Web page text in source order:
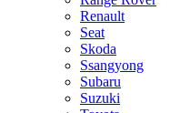
Renault
Seat
Skoda
Ssangyong
Subaru
Suzuki